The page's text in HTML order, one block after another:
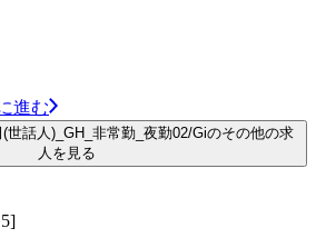
進む
世話人)_GH_非常勤_夜勤02/Giのその他の求
人を見る